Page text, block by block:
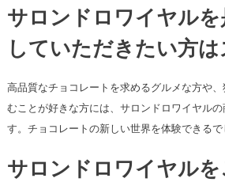
サロンドロワイヤルを
していただきたい方は
高品質なチョコレートを求めるグルメな方や
むことが好きな方には、サロンドロワイヤル
す。チョコレートの新しい世界を体験できるで
サロンドロワイヤル